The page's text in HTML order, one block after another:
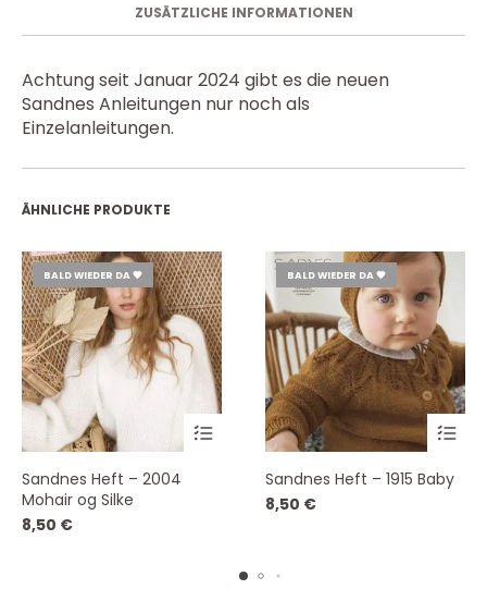
ZUSÄTZLICHE INFORMATIONEN
Achtung seit Januar 2024 gibt es die neuen
Sandnes Anleitungen nur noch als
Einzelanleitungen.
ÄHNLICHE PRODUKTE
BALD WIEDER DA 💗
Sandnes Heft – 2004
Mohair og Silke
8,50 €
BALD WIEDER DA 💗
Sandnes Heft – 1915 Baby
8,50 €